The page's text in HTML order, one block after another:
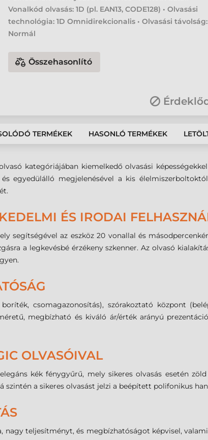
Vonalkód olvasás: 1D (pl. EAN13, CODE128) • Olvasási
technológia: 1D Omnidirekcionalis • Olvasási távolság:
Normál
Összehasonlító
TERMÉKEK HASONLÓ TERMÉKEK
kategóriájában kiemelkedő olvasási
egyedülálló megjelenésével a kis
ÉS IRODAI
segítségével az eszköz 20 vonallal és
a legkevésbé érzékeny szkenner. Az olvasó
csomagazonosítás), szórakoztató központ
megbízható és kiváló ár/érték arányú
OLVASÓIVAL
kék fénygyűrű, mely sikeres olvasás esetén
a sikeres olvasást jelzi a beépített polifonikus
teljesítményt, és megbízhatóságot képvisel,